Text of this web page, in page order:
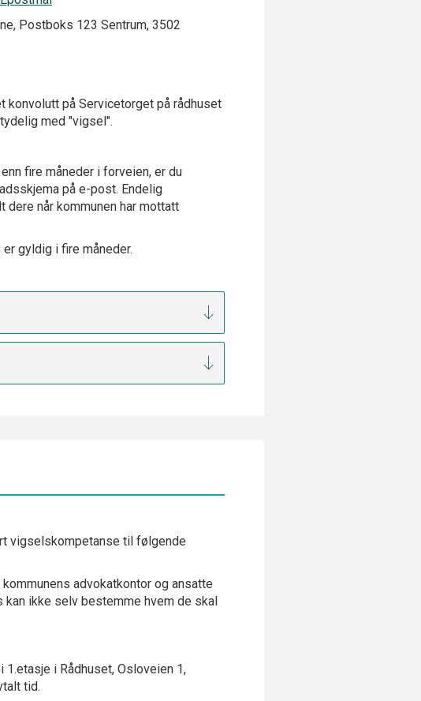
Postboks 123 Sentrum, 3502
konvolutt på Servicetorget på rådhuset
med "vigsel".
fire måneder i forveien, er du
på e-post. Endelig
når kommunen har mottatt
gyldig i fire måneder.
vigselskompetanse til følgende
advokatkontor og ansatte
ikke selv bestemme hvem de skal
i Rådhuset, Osloveien 1,
tid.